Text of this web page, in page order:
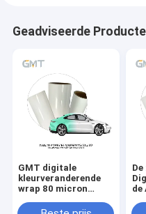
Geadviseerde
GMT digitale
kleurveranderende
wrap 80 micron
autoprint
de